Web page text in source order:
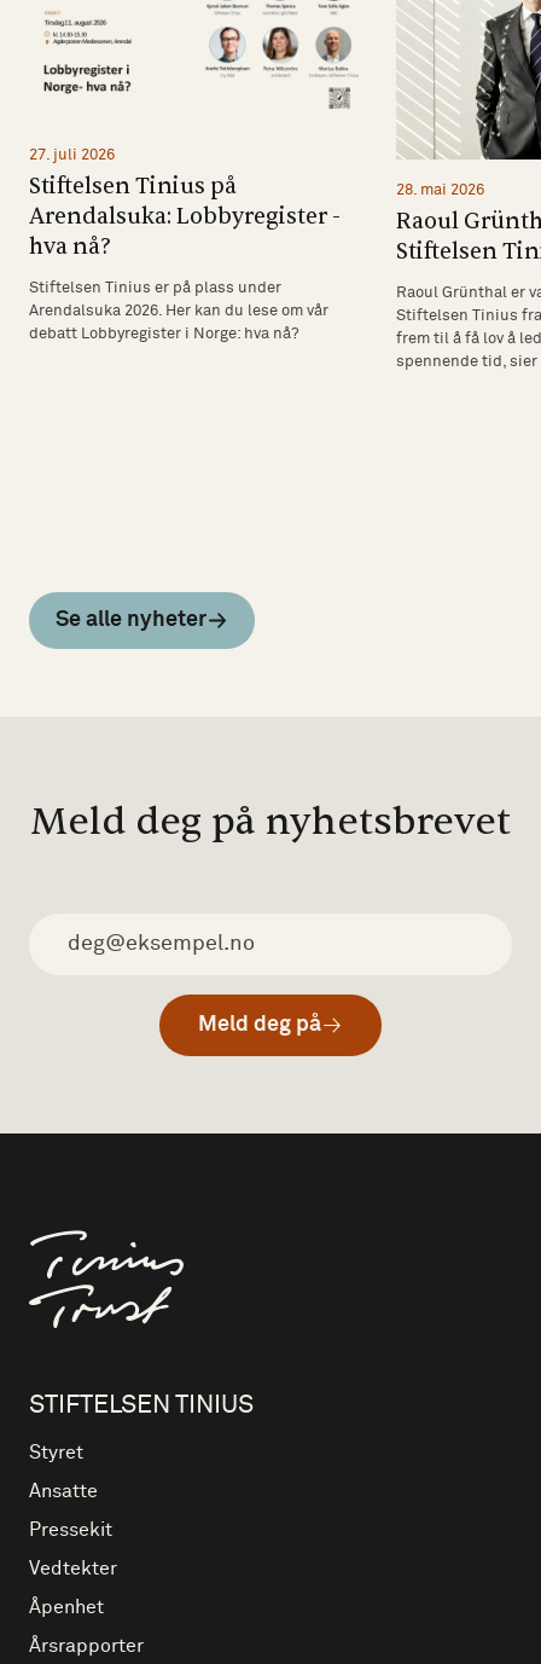
27. juli 2026
Stiftelsen Tinius på
Arendalsuka: Lobbyregister -
hva nå?
Stiftelsen Tinius er på plass under
Arendalsuka 2026. Her kan du lese om vår
debatt Lobbyregister i Norge: hva nå?
28. mai 2026
Raoul
Stiftelsen
Raoul Grünthal er
Stiftelsen Tinius
frem til å få lov å
spennende tid, sier
Se alle nyheter
Meld deg på nyhetsbrevet
Meld deg på
Til forsiden
STIFTELSEN TINIUS
Styret
Ansatte
Pressekit
Vedtekter
Åpenhet
Årsrapporter